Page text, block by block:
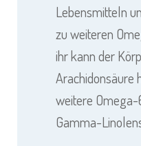
Lebensmitteln
zu weiteren
ihr kann der
Arachidonsäure
weitere
Gamma-